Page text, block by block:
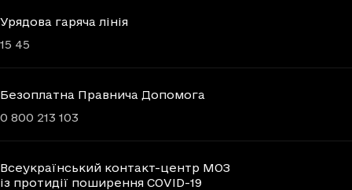
Урядова гаряча лінія
15 45
Безоплатна Правнича Допомога
0 800 213 103
Всеукраїнський контакт-центр МОЗ
із протидії поширення COVID-19